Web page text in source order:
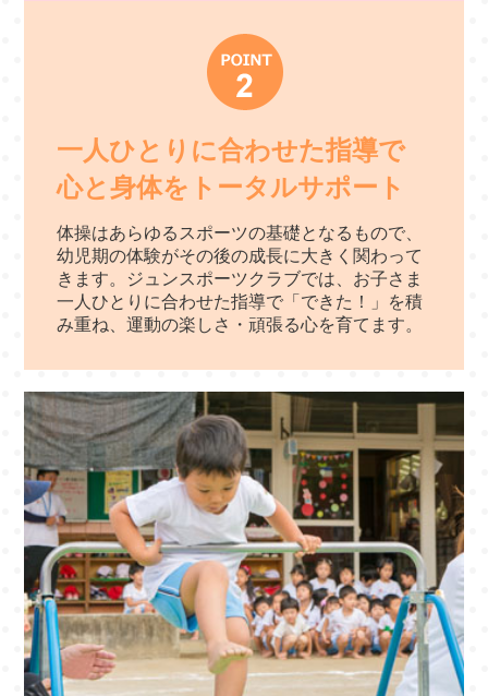
一人ひとりに合わせた指導で
心と身体をトータルサポート
体操はあらゆるスポーツの基礎となるもので、
幼児期の体験がその後の成長に大きく関わって
きます。ジュンスポーツクラブでは、お子さま
一人ひとりに合わせた指導で「できた！」を積
み重ね、運動の楽しさ・頑張る心を育てます。